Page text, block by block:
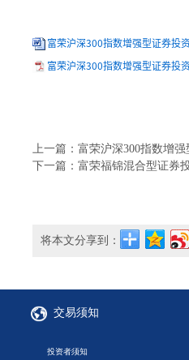
富荣沪深300指数增强型证券投
富荣沪深300指数增强型证券投
上一篇：富荣沪深300指数增
下一篇：富荣福锦混合型证券
将本文分享到：
交易须知
投资者须知